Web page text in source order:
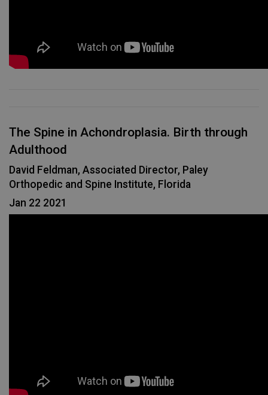
The Spine in Achondroplasia. Birth through
Adulthood
David Feldman, Associated Director, Paley
Orthopedic and Spine Institute, Florida
Jan 22 2021